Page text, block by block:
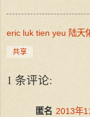
eric luk tien yeu 陆天
共享
1 条评论:
匿名 2013年